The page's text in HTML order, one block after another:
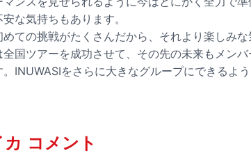
な気持ちもあります。
めての挑戦がたくさんだから、それより楽しみな
全国ツアーを成功させて、その先の未来もメン
。INUWASIをさらに大きなグループにできるよ
カ コメント